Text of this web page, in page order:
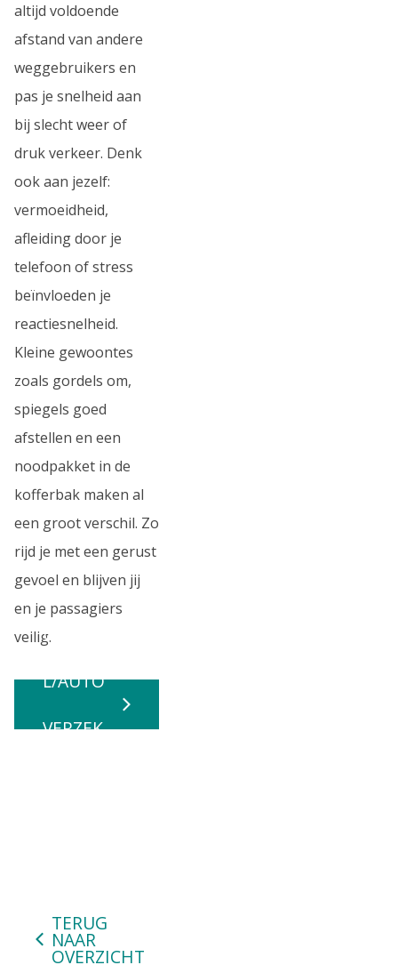
altijd voldoende
afstand van andere
weggebruikers en
pas je snelheid aan
bij slecht weer of
druk verkeer. Denk
ook aan jezelf:
vermoeidheid,
afleiding door je
telefoon of stress
beïnvloeden je
reactiesnelheid.
Kleine gewoontes
zoals gordels om,
spiegels goed
afstellen en een
noodpakket in de
kofferbak maken al
een groot verschil. Zo
rijd je met een gerust
gevoel en blijven jij
en je passagiers
veilig.UNIVE.N
L/AUTO
VERZEK
TERUG
NAAR
OVERZICHT